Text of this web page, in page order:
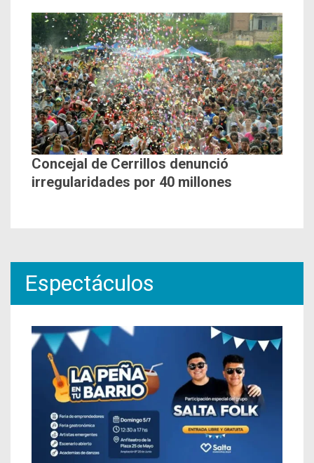
Concejal de Cerrillos denunció
irregularidades por 40 millones
Espectáculos